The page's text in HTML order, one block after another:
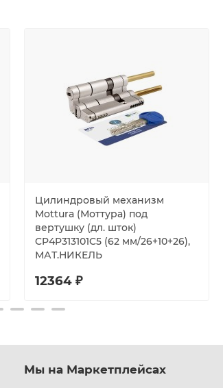
Цилиндровый механизм
Mottura (Моттура) под
вертушку (дл. шток)
CP4P313101C5 (62 мм/26+10+26),
МАТ.НИКЕЛЬ
12364 ₽
Мы на Маркетплейсах